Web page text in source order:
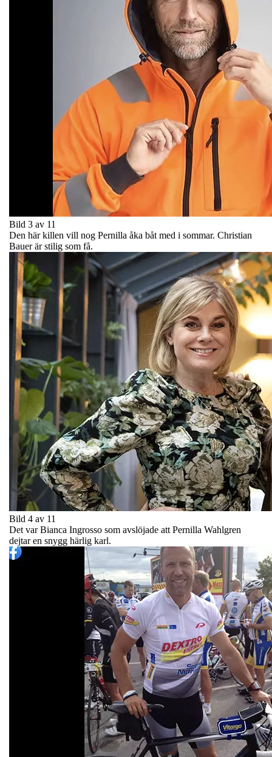
Bild 3 av 11
Den här killen vill nog Pernilla åka båt med i sommar. Christian
Bauer är stilig som få.
Bild 4 av 11
Det var Bianca Ingrosso som avslöjade att Pernilla Wahlgren
dejtar en snygg härlig karl.